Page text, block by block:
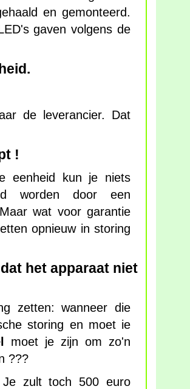
en gemonteerd.
gaven volgens de
de leverancier. Dat
!
eenheid kun je niets
worden door een
wat voor garantie
opnieuw in storing
het apparaat niet
zetten: wanneer die
storing en moet ie
moet je zijn om zo'n
???
zult toch 500 euro